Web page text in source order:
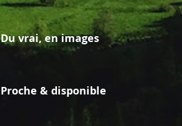
Du vrai, en images
Proche & disponible